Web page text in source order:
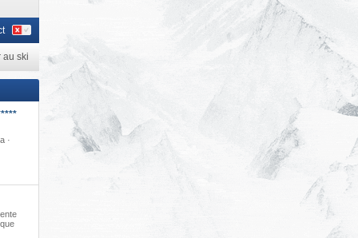
au ski
·